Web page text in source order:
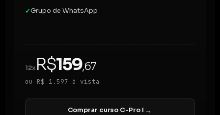
✓Grupo de WhatsApp
12x R$159,67
ou R$ 1.597 à vista
Comprar curso C-Pro I →